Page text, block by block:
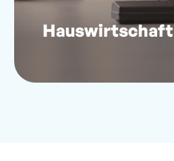
Hauswirtschaft